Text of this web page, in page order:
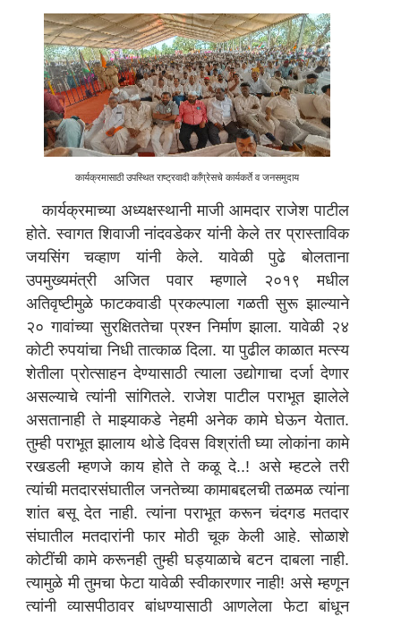
कार्यक्रमासाठी उपस्थित राष्ट्रवादी काँग्रेसचे कार्यकर्ते व जनसमुदाय
कार्यक्रमाच्या अध्यक्षस्थानी माजी आमदार राजेश पाटील
होते. स्वागत शिवाजी नांदवडेकर यांनी केले तर प्रास्ताविक
जयसिंग चव्हाण यांनी केले. यावेळी पुढे बोलताना
उपमुख्यमंत्री अजित पवार म्हणाले २०१९ मधील
अतिवृष्टीमुळे फाटकवाडी प्रकल्पाला गळती सुरू झाल्याने
२० गावांच्या सुरक्षिततेचा प्रश्न निर्माण झाला. यावेळी २४
कोटी रुपयांचा निधी तात्काळ दिला. या पुढील काळात मत्स्य
शेतीला प्रोत्साहन देण्यासाठी त्याला उद्योगाचा दर्जा देणार
असल्याचे त्यांनी सांगितले. राजेश पाटील पराभूत झालेले
असतानाही ते माझ्याकडे नेहमी अनेक कामे घेऊन येतात.
तुम्ही पराभूत झालाय थोडे दिवस विश्रांती घ्या लोकांना कामे
रखडली म्हणजे काय होते ते कळू दे..! असे म्हटले तरी
त्यांची मतदारसंघातील जनतेच्या कामाबद्दलची तळमळ त्यांना
शांत बसू देत नाही. त्यांना पराभूत करून चंदगड मतदार
संघातील मतदारांनी फार मोठी चूक केली आहे. सोळाशे
कोटींची कामे करूनही तुम्ही घड्याळाचे बटन दाबला नाही.
त्यामुळे मी तुमचा फेटा यावेळी स्वीकारणार नाही! असे म्हणून
त्यांनी व्यासपीठावर बांधण्यासाठी आणलेला फेटा बांधून